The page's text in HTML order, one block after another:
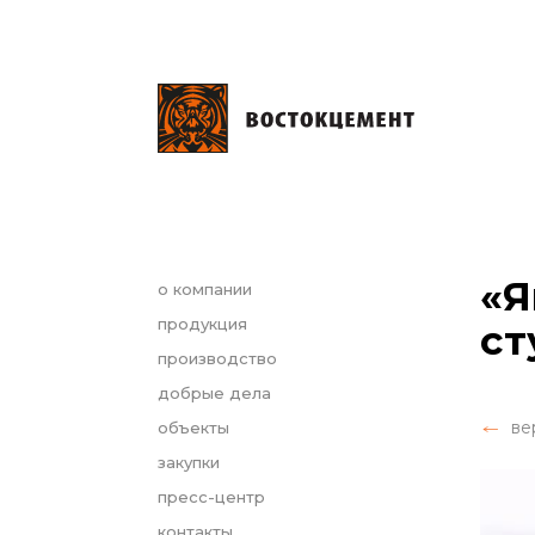
о компании
продукция
производство
добрые дела
объекты
закупки
пресс-центр